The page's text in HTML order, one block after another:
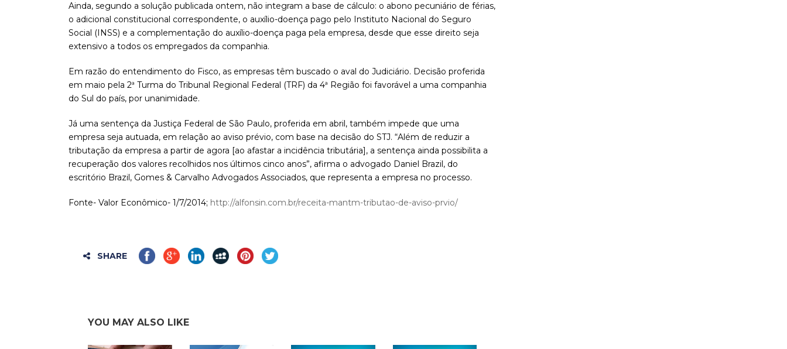
Ainda, segundo a solução publicada ontem, não integram a base de cálculo: o abono pecuniário de férias,
o adicional constitucional correspondente, o auxílio-doença pago pelo Instituto Nacional do Seguro
Social (INSS) e a complementação do auxílio-doença paga pela empresa, desde que esse direito seja
extensivo a todos os empregados da companhia.
Em razão do entendimento do Fisco, as empresas têm buscado o aval do Judiciário. Decisão proferida
em maio pela 2ª Turma do Tribunal Regional Federal (TRF) da 4ª Região foi favorável a uma companhia
do Sul do país, por unanimidade.
Já uma sentença da Justiça Federal de São Paulo, proferida em abril, também impede que uma
empresa seja autuada, em relação ao aviso prévio, com base na decisão do STJ. “Além de reduzir a
tributação da empresa a partir de agora [ao afastar a incidência tributária], a sentença ainda possibilita a
recuperação dos valores recolhidos nos últimos cinco anos”, afirma o advogado Daniel Brazil, do
escritório Brazil, Gomes & Carvalho Advogados Associados, que representa a empresa no processo.
Fonte- Valor Econômico- 1/7/2014; http://alfonsin.com.br/receita-mantm-tributao-de-aviso-prvio/
SHARE
YOU MAY ALSO LIKE